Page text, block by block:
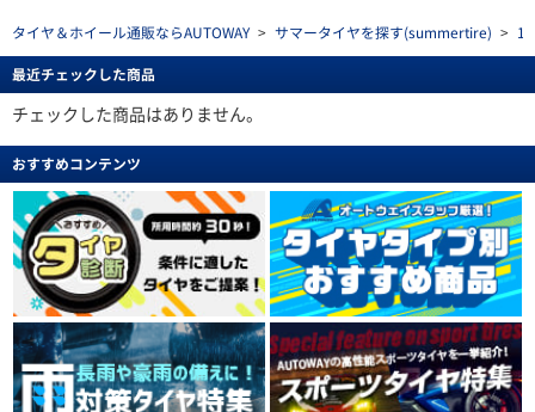
タイヤ＆ホイール通販ならAUTOWAY > サマータイヤを探す(summertire) >
最近チェックした商品
チェックした商品はありません。
おすすめコンテンツ